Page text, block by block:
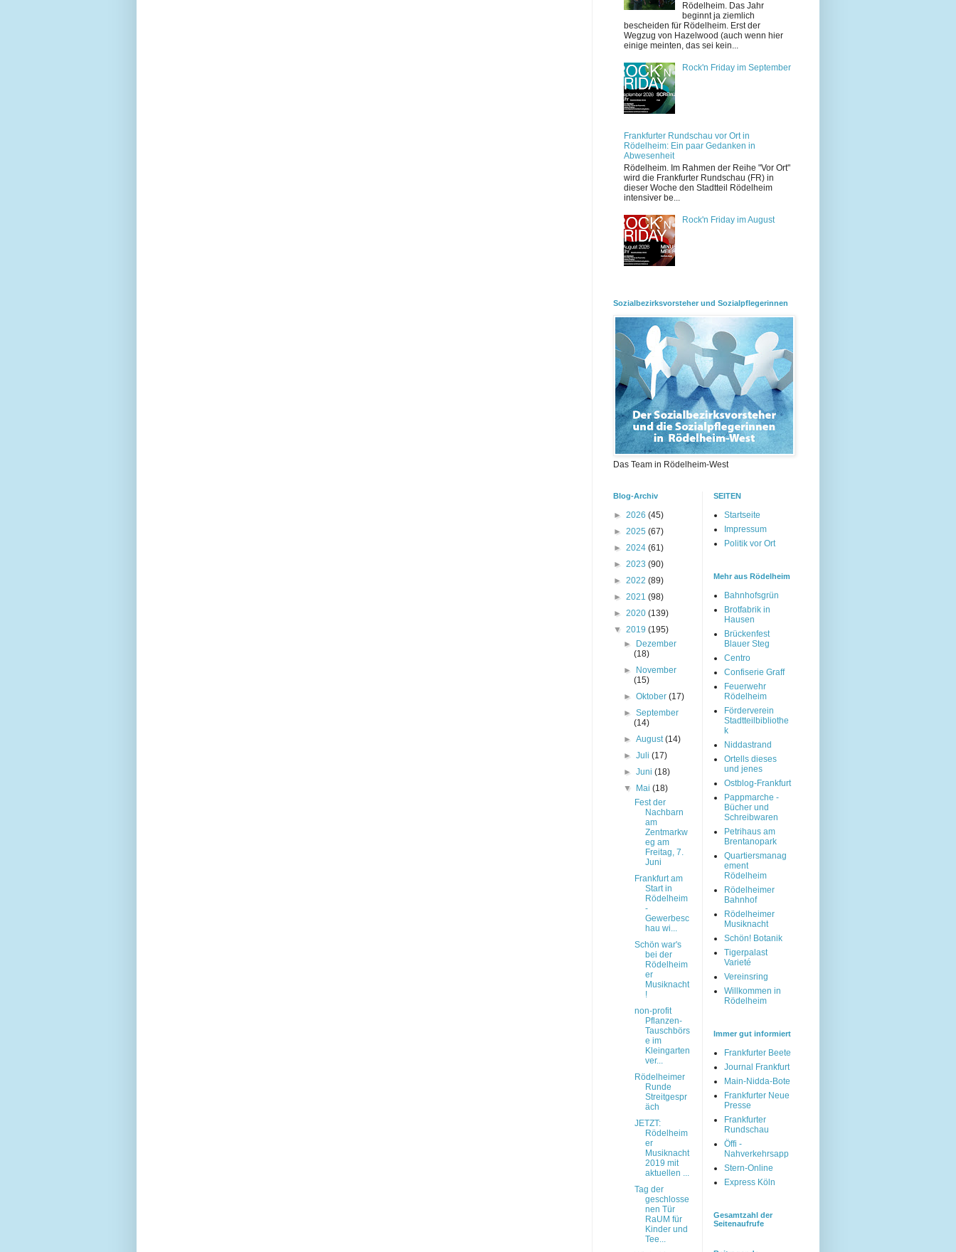
Rödelheim. Das Jahr
beginnt ja ziemlich
bescheiden für Rödelheim. Erst der
Wegzug von Hazelwood (auch wenn hier
einige meinten, das sei kein...
Rock'n Friday im September
Frankfurter Rundschau vor Ort in
Rödelheim: Ein paar Gedanken in
Abwesenheit
Rödelheim. Im Rahmen der Reihe "Vor Ort"
wird die Frankfurter Rundschau (FR) in
dieser Woche den Stadtteil Rödelheim
intensiver be...
Rock'n Friday im August
Sozialbezirksvorsteher und Sozialpflegerinnen
Das Team in Rödelheim-West
Blog-Archiv
► 2026 (45)
► 2025 (67)
► 2024 (61)
► 2023 (90)
► 2022 (89)
► 2021 (98)
► 2020 (139)
▼ 2019 (195)
►
Dezember
(18)
►
November
(15)
►Oktober(17)
►September
(14)
►August(14)
►Juli(17)
►Juni(18)
▼
Mai(18)
Fest der
Nachbarn
am
Zentmarkw
eg am
Freitag, 7.
Juni
Frankfurt am
Start in
Rödelheim
-
Gewerbesc
hau wi...
Schön war's
bei der
Rödelheim
er
Musiknacht
!
non-profit
Pflanzen-
Tauschbörs
e im
Kleingarten
ver...
Rödelheimer
Runde
Streitgespr
äch
JETZT:
Rödelheim
er
Musiknacht
2019 mit
aktuellen ...
Tag der
geschlosse
nen Tür
RaUM für
Kinder und
Tee...
SEITEN
Startseite
Impressum
Politik vor Ort
Mehr aus Rödelheim
Bahnhofsgrün
Brotfabrik in
Hausen
Brückenfest
Blauer Steg
Centro
Confiserie Graff
Feuerwehr
Rödelheim
Förderverein
Stadtteilbibliothe
k
Niddastrand
Ortells dieses
und jenes
Ostblog-Frankfurt
Pappmarche -
Bücher und
Schreibwaren
Petrihaus am
Brentanopark
Quartiersmanag
ement
Rödelheim
Rödelheimer
Bahnhof
Rödelheimer
Musiknacht
Schön! Botanik
Tigerpalast
Varieté
Vereinsring
Willkommen in
Rödelheim
Immer gut informiert
Frankfurter Beete
Journal Frankfurt
Main-Nidda-Bote
Frankfurter Neue
Presse
Frankfurter
Rundschau
Öffi -
Nahverkehrsapp
Stern-Online
Express Köln
Gesamtzahl der
Seitenaufrufe